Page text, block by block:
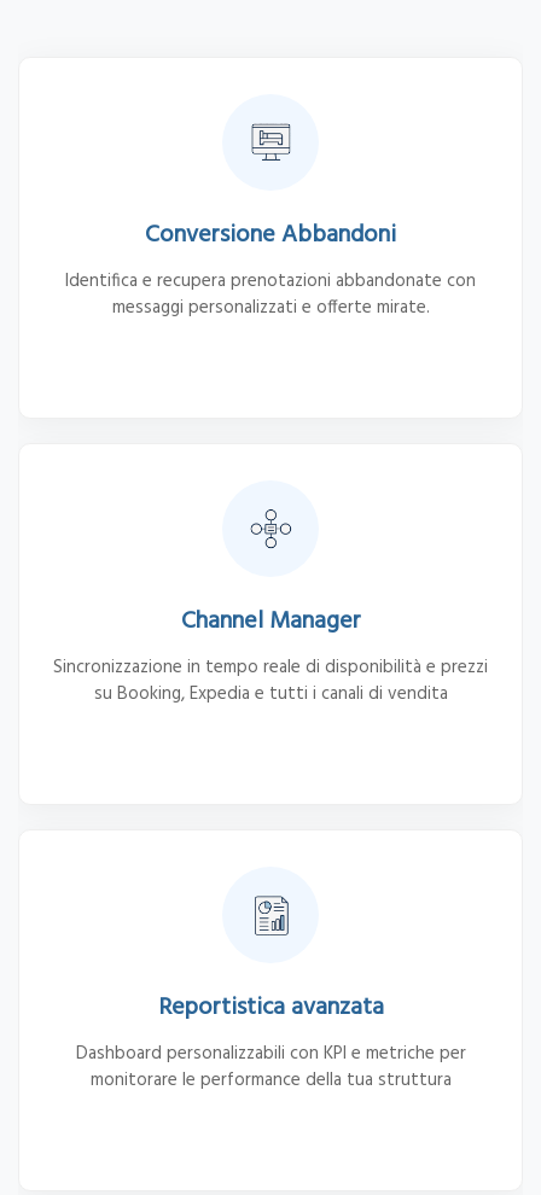
Conversione Abbandoni
Identifica e recupera prenotazioni abbandonate con
messaggi personalizzati e offerte mirate.
Channel Manager
Sincronizzazione in tempo reale di disponibilità e prezzi
su Booking, Expedia e tutti i canali di vendita
Reportistica avanzata
Dashboard personalizzabili con KPI e metriche per
monitorare le performance della tua struttura